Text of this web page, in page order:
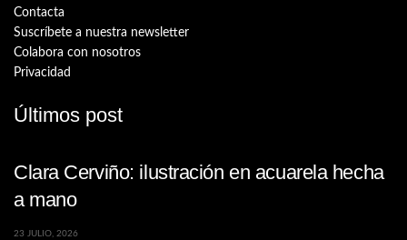
Contacta
Suscríbete a nuestra newsletter
Colabora con nosotros
Privacidad
Últimos post
Clara Cerviño: ilustración en acuarela hecha
a mano
23 JULIO, 2026